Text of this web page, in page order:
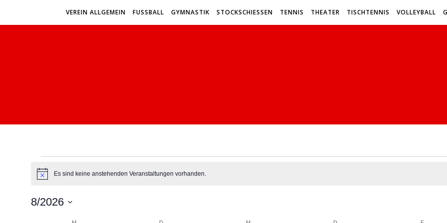
VEREIN ALLGEMEIN FUSSBALL GYMNASTIK STOCKSCHIESSEN TENNIS THEATER TISCHTENNIS VOLLEYBALL
Veranstaltungen
HinweisEs sind keine anstehenden Veranstaltungen vorhanden.
8/2026